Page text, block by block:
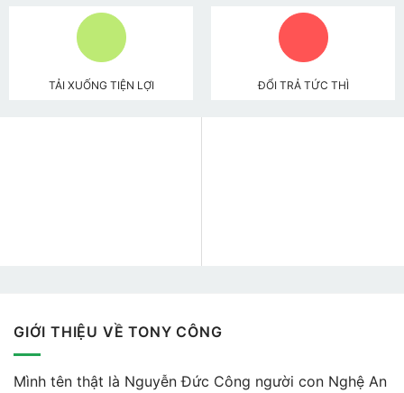
TẢI XUỐNG TIỆN LỢI ĐỔI TRẢ TỨC THÌ
GIỚI THIỆU VỀ TONY CÔNG
Mình tên thật là Nguyễn Đức Công người con Nghệ An